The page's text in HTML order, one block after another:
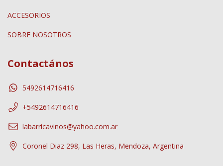
ACCESORIOS
SOBRE NOSOTROS
Contactános
5492614716416
+5492614716416
labarricavinos@yahoo.com.ar
Coronel Diaz 298, Las Heras, Mendoza, Argentina